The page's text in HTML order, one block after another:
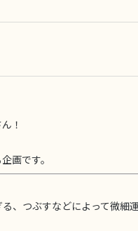
！
画です。
、つぶすなどによって微細